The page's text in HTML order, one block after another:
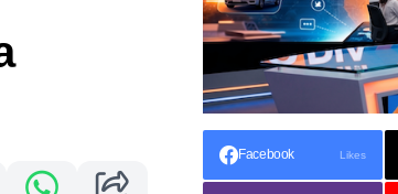
Facebook Likes